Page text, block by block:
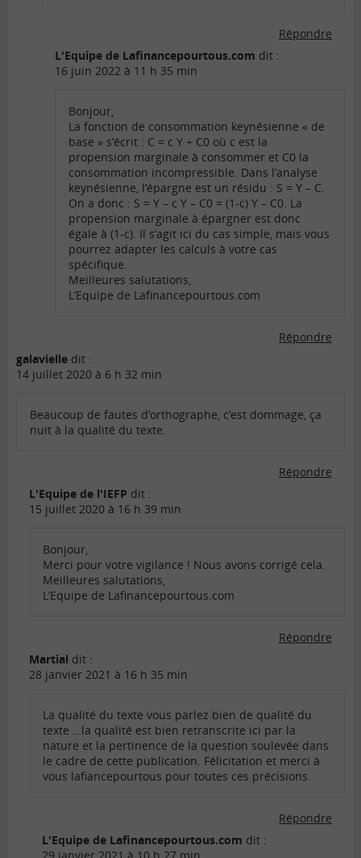
Répondre
L'Equipe de Lafinancepourtous.com dit :
16 juin 2022 à 11 h 35 min
Bonjour,
La fonction de consommation keynésienne « de
base » s’écrit : C = c Y + C0 où c est la
propension marginale à consommer et C0 la
consommation incompressible. Dans l’analyse
keynésienne, l’épargne est un résidu : S = Y – C.
On a donc : S = Y – c Y – C0 = (1-c) Y – C0. La
propension marginale à épargner est donc
égale à (1-c). Il s’agit ici du cas simple, mais vous
pourrez adapter les calculs à votre cas
spécifique.
Meilleures salutations,
L’Equipe de Lafinancepourtous.com
Répondre
galavielle dit :
14 juillet 2020 à 6 h 32 min
Beaucoup de fautes d’orthographe, c’est dommage, ça
nuit à la qualité du texte.
Répondre
L'Equipe de l'IEFP dit :
15 juillet 2020 à 16 h 39 min
Bonjour,
Merci pour votre vigilance ! Nous avons corrigé cela.
Meilleures salutations,
L’Equipe de Lafinancepourtous.com
Répondre
Martial dit :
28 janvier 2021 à 16 h 35 min
La qualité du texte vous parlez bien de qualité du
texte …la qualité est bien retranscrite ici par la
nature et la pertinence de la question soulevée dans
le cadre de cette publication. Félicitation et merci à
vous lafiancepourtous pour toutes ces précisions.
Répondre
L'Equipe de Lafinancepourtous.com dit :
29 janvier 2021 à 10 h 27 min